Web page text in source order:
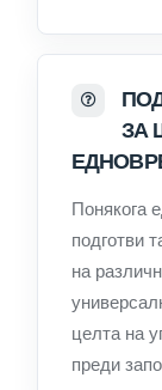
ЗА
Понякога
подготви
на
целта на
преди